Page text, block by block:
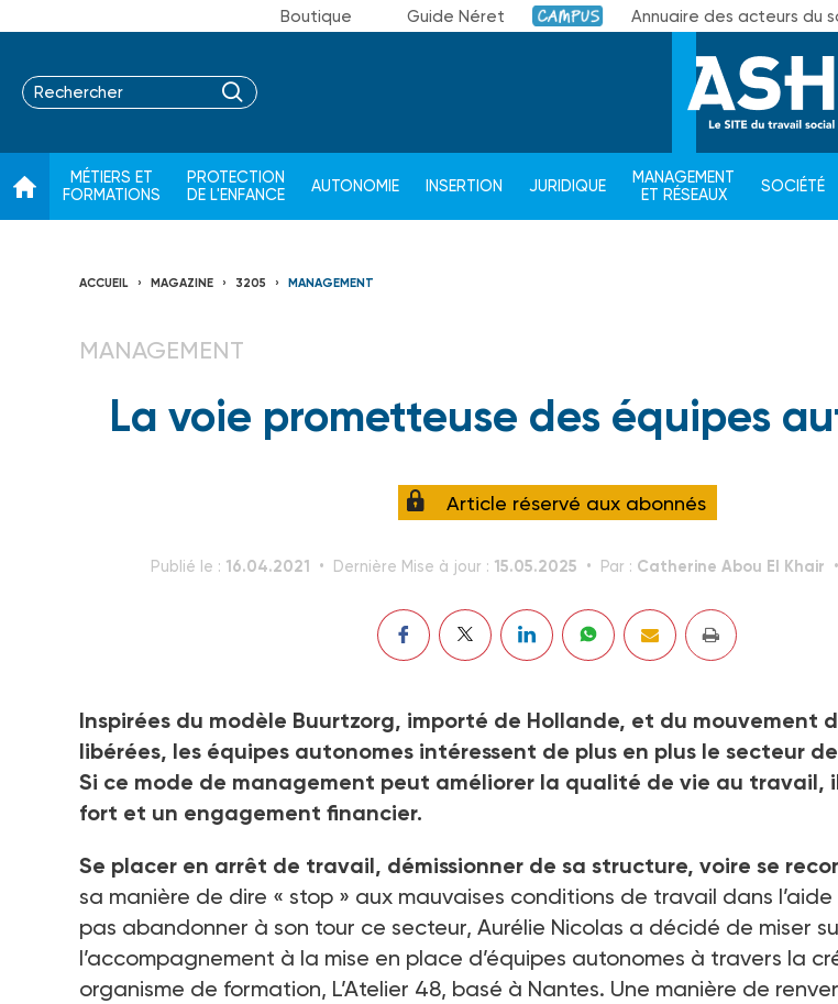
Boutique Guide Néret Campus Annuaire des acteurs du
MÉTIERS ET
FORMATIONS
PROTECTION
DE L'ENFANCE
AUTONOMIE INSERTION JURIDIQUE
MANAGEMENT
ET RÉSEAUX
SOCIÉTÉ
ACCUEIL MAGAZINE 3205 MANAGEMENT
MANAGEMENT
La voie prometteuse des équipes
Article réservé aux abonnés
Publié le : 16.04.2021 Dernière Mise à jour : 15.05.2025 Par : Catherine Abou El Khair
Inspirées du modèle Buurtzorg, importé de Hollande, et du mouvement
libérées, les équipes autonomes intéressent de plus en plus le secteur
Si ce mode de management peut améliorer la qualité de vie au travail,
fort et un engagement financier.
Se placer en arrêt de travail, démissionner de sa structure, voire se
sa manière de dire « stop » aux mauvaises conditions de travail dans l’aide
pas abandonner à son tour ce secteur, Aurélie Nicolas a décidé de miser
l’accompagnement à la mise en place d’équipes autonomes à travers la
organisme de formation, L’Atelier 48, basé à Nantes. Une manière de